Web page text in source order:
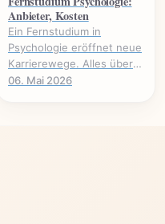
Anbieter, Kosten
Ein Fernstudium in
Psychologie eröffnet neue
Karrierewege. Alles über
Anbieter, Kosten,
Voraussetzungen und
06. Mai 2026